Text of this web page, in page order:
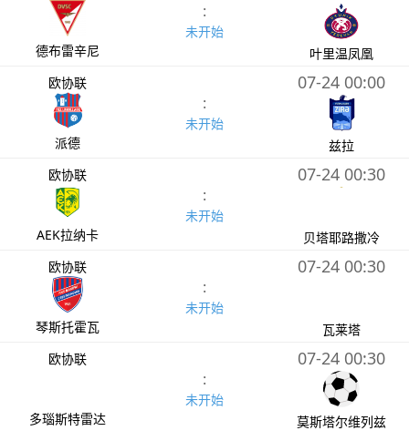
德布雷辛尼
:
未开始
叶里温凤凰
欧协联
派德
:
未开始
07-24 00:00
兹拉
欧协联
AEK拉纳卡
:
未开始
07-24 00:30
贝塔耶路撒冷
欧协联
琴斯托霍瓦
:
未开始
07-24 00:30
瓦莱塔
欧协联
多瑙斯特雷达
:
未开始
07-24 00:30
莫斯塔尔维列兹